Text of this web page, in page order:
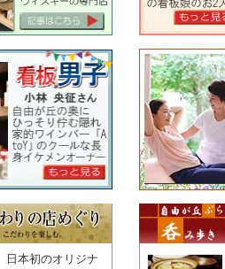
日本初のオリジナ